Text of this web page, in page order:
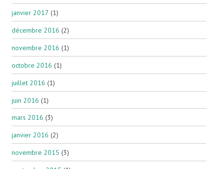
janvier 2017 (1)
décembre 2016 (2)
novembre 2016 (1)
octobre 2016 (1)
juillet 2016 (1)
juin 2016 (1)
mars 2016 (3)
janvier 2016 (2)
novembre 2015 (3)